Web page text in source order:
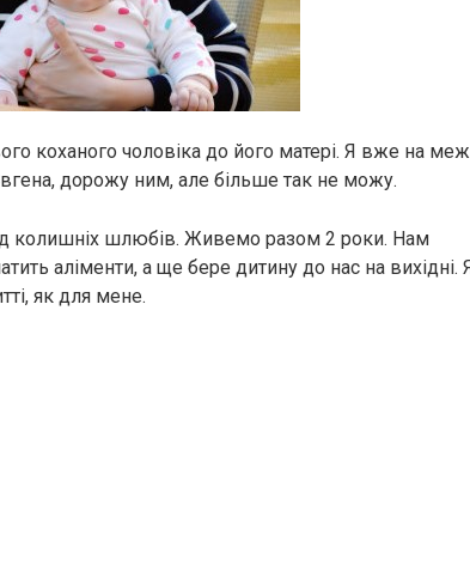
коханого чоловіка до його матері. Я вже на
дорожу ним, але більше так не можу.
колишніх шлюбів. Живемо разом 2 роки. Нам
аліменти, а ще бере дитину до нас на вихідні.
як для мене.